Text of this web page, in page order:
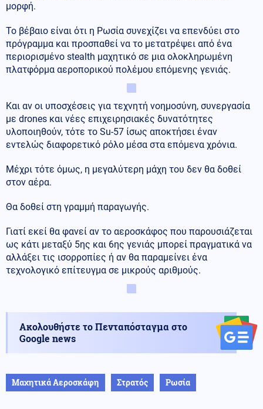
μορφή.
Το βέβαιο είναι ότι η Ρωσία συνεχίζει να επενδύει στο
πρόγραμμα και προσπαθεί να το μετατρέψει από ένα
περιορισμένο stealth μαχητικό σε μια ολοκληρωμένη
πλατφόρμα αεροπορικού πολέμου επόμενης γενιάς.
Και αν οι υποσχέσεις για τεχνητή νοημοσύνη, συνεργασία
με drones και νέες επιχειρησιακές δυνατότητες
υλοποιηθούν, τότε το Su-57 ίσως αποκτήσει έναν
εντελώς διαφορετικό ρόλο μέσα στα επόμενα χρόνια.
Μέχρι τότε όμως, η μεγαλύτερη μάχη του δεν θα δοθεί
στον αέρα.
Θα δοθεί στη γραμμή παραγωγής.
Γιατί εκεί θα φανεί αν το αεροσκάφος που παρουσιάζεται
ως κάτι μεταξύ 5ης και 6ης γενιάς μπορεί πραγματικά να
αλλάξει τις ισορροπίες ή αν θα παραμείνει ένα
τεχνολογικό επίτευγμα σε μικρούς αριθμούς.
Ακολουθήστε το Πενταπόσταγμα στο
Google news
Μαχητικά Αεροσκάφη Στρατός Ρωσία